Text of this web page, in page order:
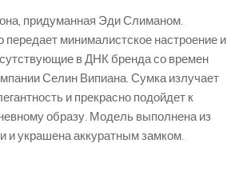
придуманная Эди Слиманом.
передает минималистское настроение и
в ДНК бренда со времен
Селин Випиана. Сумка излучает
и прекрасно подойдет к
образу. Модель выполнена из
и украшена аккуратным замком.